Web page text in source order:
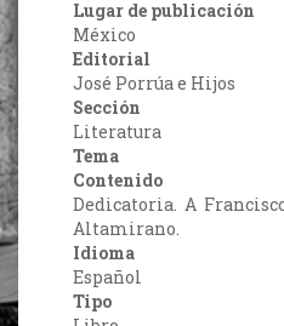
Lugar de publicación
México
Editorial
José Porrúa e Hijos
Sección
Literatura
Tema
Contenido
Dedicatoria. A
Altamirano.
Idioma
Español
Tipo